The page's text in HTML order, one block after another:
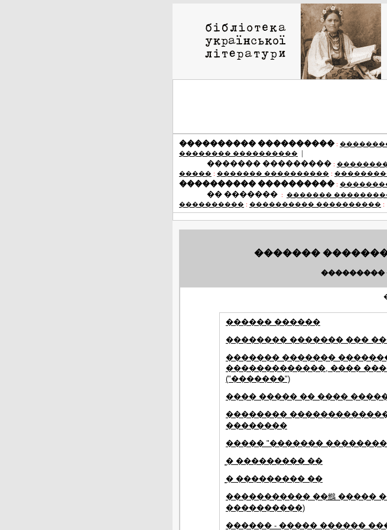
���������� ���������� :
�������� ����������
|
������� ��������� :
����� : ������� ���������� :
���������� ���������� :
�� �������
: �������
���������� : ���������� ���������� :
�������
���������
������ ������
�������� ������� ���
������� �������
�������������, ����
("�������")
���� ����� �� ����
��������
��������
����� "�������
̳� ��������� ��
̳� ��������� ��
����������� ��䳿 �����
����������)
������ - ����� ������